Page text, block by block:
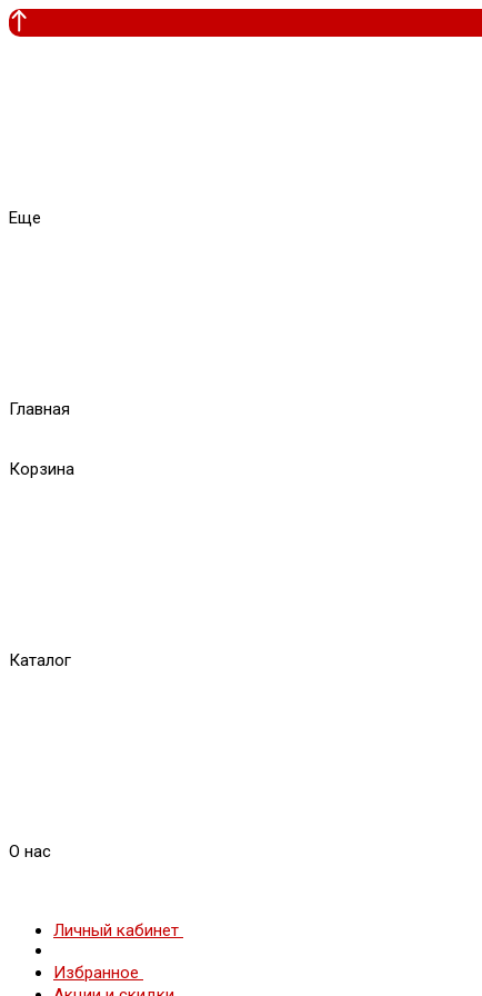
Еще
Главная
Корзина
Каталог
О нас
Личный кабинет
Избранное